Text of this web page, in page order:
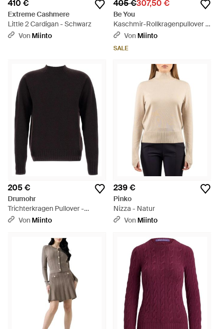
410 €
Extreme Cashmere
Little 2 Cardigan - Schwarz
Von Miinto
405 €307,50 €
Be You
Kaschmir-Rollkragenpullover -
GrünVon Miinto
SALE
205 €
Drumohr
Trichterkragen Pullover -
Schwarz
Von Miinto
239 €
Pinko
Nizza - Natur
Von Miinto